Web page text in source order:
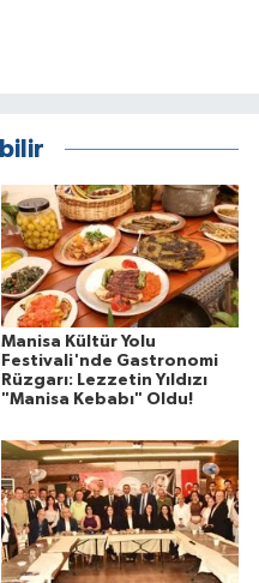
Manisa Kültür Yolu
Festivali'nde Gastronomi
Rüzgarı: Lezzetin Yıldızı
"Manisa Kebabı" Oldu!